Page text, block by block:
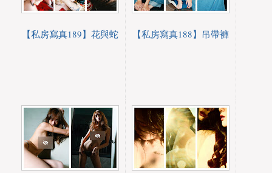
【私房寫真189】花與蛇 【私房寫真188】吊帶褲